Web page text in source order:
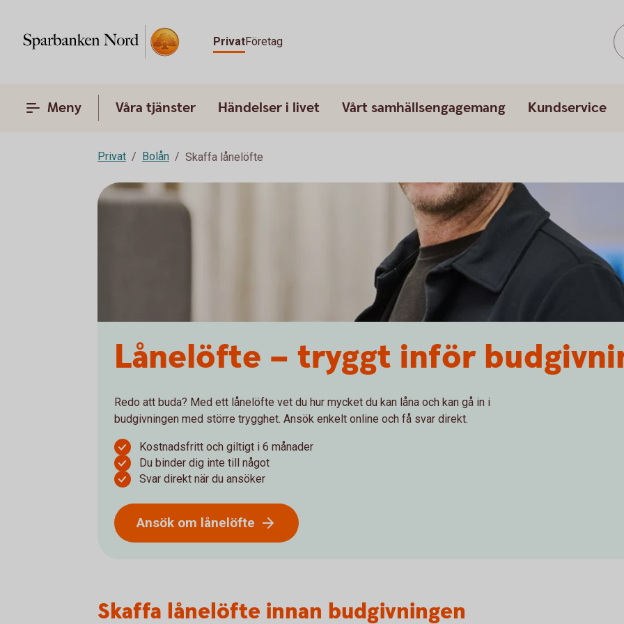
PrivatFöretag
Meny Våra tjänster Händelser i livet Vårt samhällsengagemang Kundservice
Privat Bolån Skaffa lånelöfte
Lånelöfte – tryggt inför
Redo att buda? Med ett lånelöfte vet du hur mycket du kan låna och kan gå in i
budgivningen med större trygghet. Ansök enkelt online och få svar direkt.
Kostnadsfritt och giltigt i 6 månader
Du binder dig inte till något
Svar direkt när du ansöker
Ansök om lånelöfte
Skaffa lånelöfte innan budgivningen